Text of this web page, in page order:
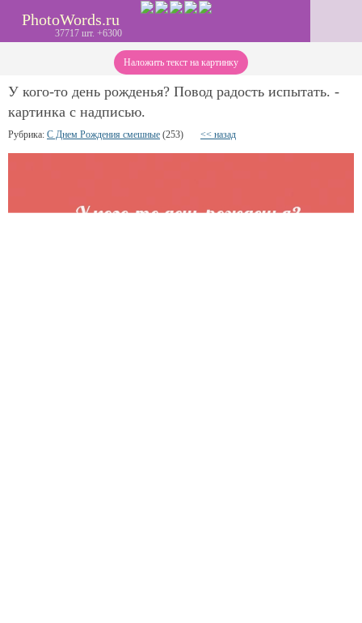
PhotoWords.ru
37717 шт. +6300
Наложить текст на картинку
У кого-то день рожденья? Повод радость испытать. -
картинка с надписью.
Рубрика: С Днем Рождения смешные (253) << назад